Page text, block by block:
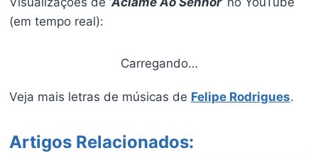
(em tempo real):
Carregando…
Veja mais letras de músicas de Felipe Rodrigues.
Artigos Relacionados: